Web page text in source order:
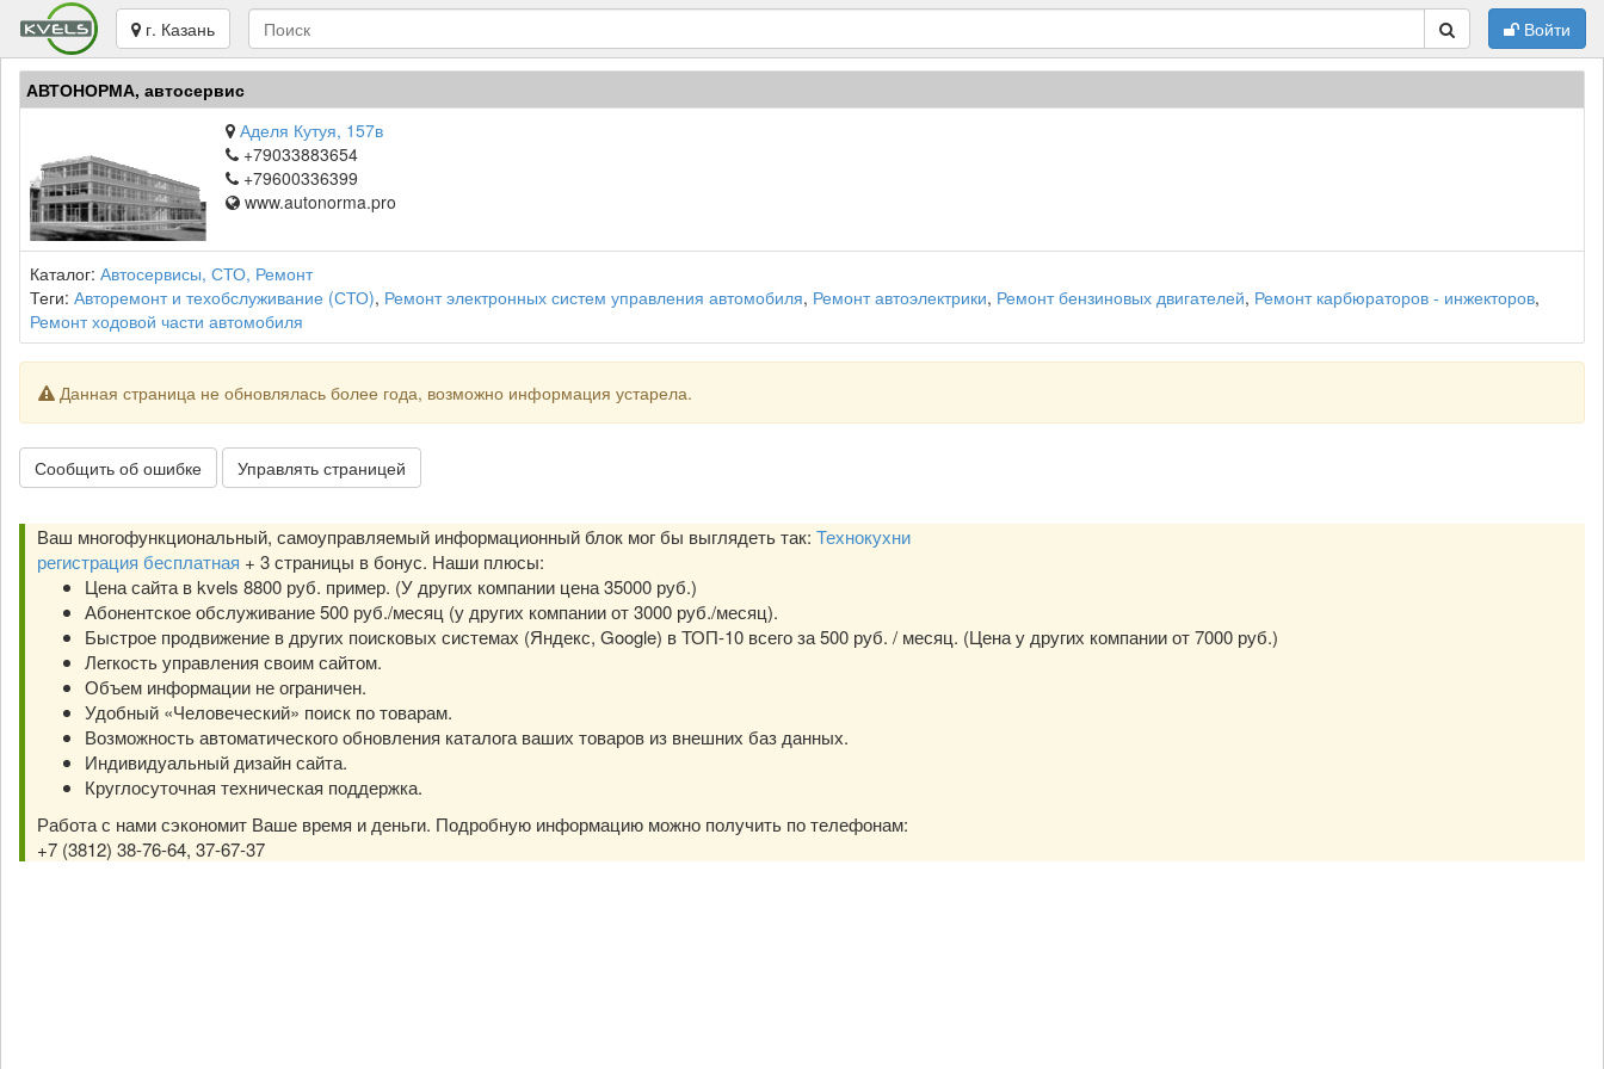
г. Казань Войти
АВТОНОРМА, автосервис
Аделя Кутуя, 157в
+79033883654
+79600336399
www.autonorma.pro
Каталог: Автосервисы, СТО, Ремонт
Теги: Авторемонт и техобслуживание (СТО), Ремонт электронных систем управления автомобиля, Ремонт автоэлектрики, Ремонт бензиновых двигателей, Ремонт карбюраторов - инжекторов,
Ремонт ходовой части автомобиля
Данная страница не обновлялась более года, возможно информация устарела.
Сообщить об ошибке Управлять страницей
Ваш многофункциональный, самоуправляемый информационный блок мог бы выглядеть так: Технокухни
регистрация бесплатная + 3 страницы в бонус. Наши плюсы:
Цена сайта в kvels 8800 руб. пример. (У других компании цена 35000 руб.)
Абонентское обслуживание 500 руб./месяц (у других компании от 3000 руб./месяц).
Быстрое продвижение в других поисковых системах (Яндекс, Google) в ТОП-10 всего за 500 руб. / месяц. (Цена у других компании от 7000 руб.)
Легкость управления своим сайтом.
Объем информации не ограничен.
Удобный «Человеческий» поиск по товарам.
Возможность автоматического обновления каталога ваших товаров из внешних баз данных.
Индивидуальный дизайн сайта.
Круглосуточная техническая поддержка.
Работа с нами сэкономит Ваше время и деньги. Подробную информацию можно получить по телефонам:
+7 (3812) 38-76-64, 37-67-37